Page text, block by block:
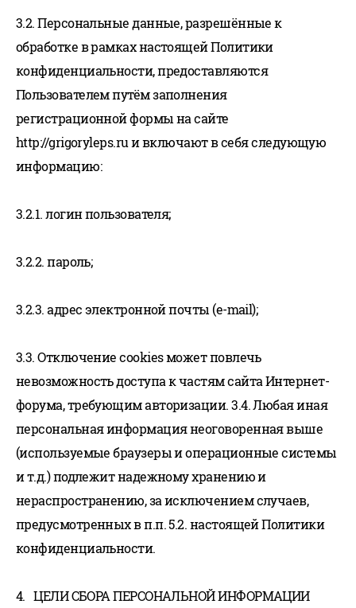
3.2. Персональные данные, разрешённые к
обработке в рамках настоящей Политики
конфиденциальности, предоставляются
Пользователем путём заполнения
регистрационной формы на сайте
http://grigoryleps.ru и включают в себя следующую
информацию:
3.2.1. логин пользователя;
3.2.2. пароль;
3.2.3. адрес электронной почты (e-mail);
3.3. Отключение cookies может повлечь
невозможность доступа к частям сайта Интернет-
форума, требующим авторизации. 3.4. Любая иная
персональная информация неоговоренная выше
(используемые браузеры и операционные системы
и т.д.) подлежит надежному хранению и
нераспространению, за исключением случаев,
предусмотренных в п.п. 5.2. настоящей Политики
конфиденциальности.
4. ЦЕЛИ СБОРА ПЕРСОНАЛЬНОЙ ИНФОРМАЦИИ